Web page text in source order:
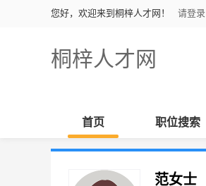
您好，欢迎来到桐梓人才网！ 请登录
桐梓人才网
首页 职位搜索
范女士